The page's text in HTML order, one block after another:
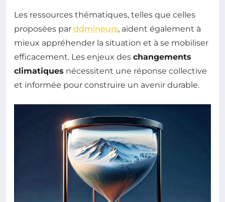
Les ressources thématiques, telles que celles
proposées par ddmineurs, aident également à
mieux appréhender la situation et à se mobiliser
efficacement. Les enjeux des changements
climatiques nécessitent une réponse collective
et informée pour construire un avenir durable.